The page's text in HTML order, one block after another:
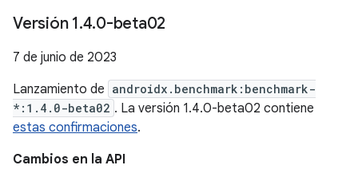
Versión 1.4.0-beta02
7 de junio de 2023
Lanzamiento de androidx.benchmark:benchmark-
*:1.4.0-beta02 . La versión 1.4.0-beta02 contiene
estas confirmaciones.
Cambios en la API